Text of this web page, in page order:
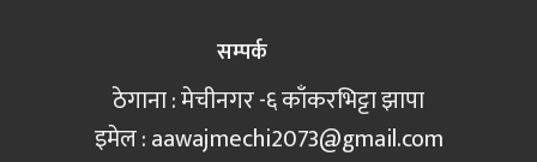
सम्पर्क
ठेगाना : मेचीनगर -६ काँकरभिट्टा झापा
इमेल :aawajmechi2073@gmail.com